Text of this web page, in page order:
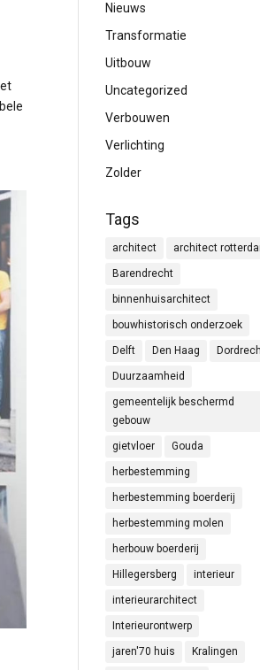
Nieuws
Transformatie
Uitbouw
Uncategorized
Verbouwen
Verlichting
Zolder
Tags
architect architect
Barendrecht
binnenhuisarchitect
bouwhistorisch onderzoek
Delft Den Haag
Duurzaamheid
gemeentelijk beschermd
gebouw
gietvloer Gouda
herbestemming
herbestemming boerderij
herbestemming molen
herbouw boerderij
Hillegersberg interieur
interieurarchitect
Interieurontwerp
jaren'70 huis Kralingen